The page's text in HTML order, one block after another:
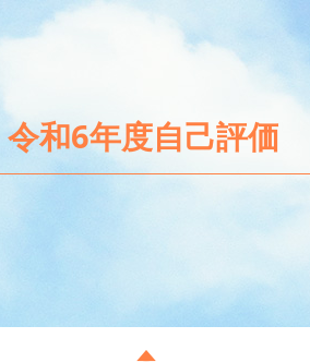
令和6年度自己評価